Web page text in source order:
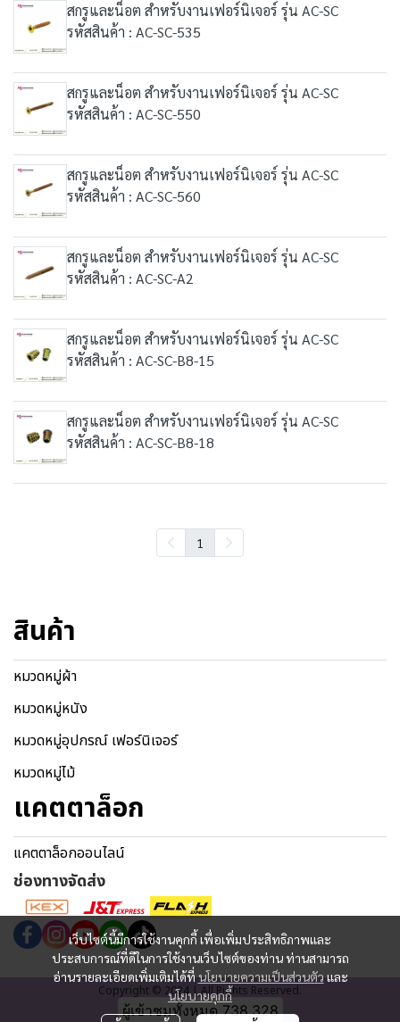
สกรูและน็อต สำหรับงานเฟอร์นิเจอร์ รุ่น AC-SC
รหัสสินค้า : AC-SC-535
สกรูและน็อต สำหรับงานเฟอร์นิเจอร์ รุ่น AC-SC
รหัสสินค้า : AC-SC-550
สกรูและน็อต สำหรับงานเฟอร์นิเจอร์ รุ่น AC-SC
รหัสสินค้า : AC-SC-560
สกรูและน็อต สำหรับงานเฟอร์นิเจอร์ รุ่น AC-SC
รหัสสินค้า : AC-SC-A2
สกรูและน็อต สำหรับงานเฟอร์นิเจอร์ รุ่น AC-SC
รหัสสินค้า : AC-SC-B8-15
สกรูและน็อต สำหรับงานเฟอร์นิเจอร์ รุ่น AC-SC
รหัสสินค้า : AC-SC-B8-18
1
เว็บไซต์นี้มีการใช้งานคุกกี้ เพื่อเพิ่มประสิทธิภาพและ
ประสบการณ์ที่ดีในการใช้งานเว็บไซต์ของท่าน ท่านสามารถ
อ่านรายละเอียดเพิ่มเติมได้ที่ นโยบายความเป็นส่วนตัว และ
นโยบายคุกกี้
สินค้า
หมวดหมู่ผ้า
หมวดหมู่หนัง
หมวดหมู่อุปกรณ์ เฟอร์นิเจอร์
หมวดหมู่ไม้
แคตตาล็อก
แคตตาล็อกออนไลน์
ช่องทางจัดส่ง
Copyright © 2024 | All Rights Reserved.
ผู้เข้าชมทั้งหมด738,328